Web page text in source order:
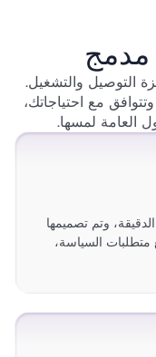
مدمج
التوصيل والتشغيل.
مع احتياجاتك،
العامة لمسها.
وتم تصميمها
السياسة،